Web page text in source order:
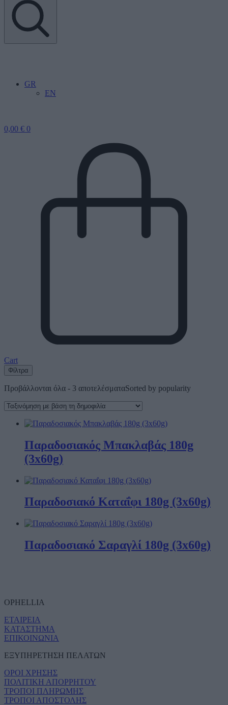
GR
EN
0,00 € 0
Cart
Φίλτρα
Προβάλλονται όλα - 3 αποτελέσματαSorted by popularity
Παραδοσιακός Μπακλαβάς 180g
(3x60g)
Παραδοσιακό Καταΐφι 180g (3x60g)
Παραδοσιακό Σαραγλί 180g (3x60g)
OPHELLIA
ΕΤΑΙΡΕΙΑ
ΚΑΤΑΣΤΗΜΑ
ΕΠΙΚΟΙΝΩΝΙΑ
ΕΞΥΠΗΡΕΤΗΣΗ ΠΕΛΑΤΩΝ
ΟΡΟΙ ΧΡΗΣΗΣ
ΠΟΛΙΤΙΚΗ ΑΠΟΡΡΗΤΟΥ
ΤΡΟΠΟΙ ΠΛΗΡΩΜΗΣ
ΤΡΟΠΟΙ ΑΠΟΣΤΟΛΗΣ